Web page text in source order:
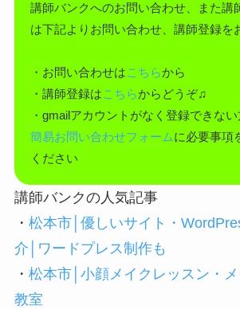
講師バンクへのお問い合わせ、また講
は下記よりお問い合わせ、講師登録を
・お問い合わせはこちらから
・講師登録はこちらからどうぞ♫
・gmailアカウントがなく登録できない
簡易お問い合わせフォームに必要事項
ください
講師バンクの人気記事
・ 松本市│優しいサイト・
介│ワードプレス制作も
・ 松本市│小顔メイクレッスン・
教室